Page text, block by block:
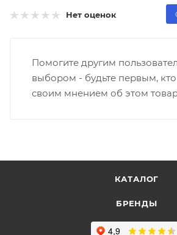
Нет оценок
Помогите другим
выбором - будьте первым,
своим мнением об этом
КАТАЛОГ
БРЕНДЫ